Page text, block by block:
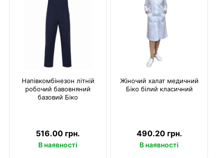
Напівкомбінезон літній
робочий бавовняний
базовий Біко
516.00 грн.
В наявності
Жіночий халат медичний
Біко білий класичний
490.20 грн.
В наявності